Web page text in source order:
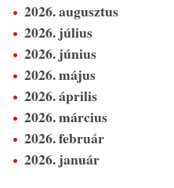
2026. augusztus
2026. július
2026. június
2026. május
2026. április
2026. március
2026. február
2026. január